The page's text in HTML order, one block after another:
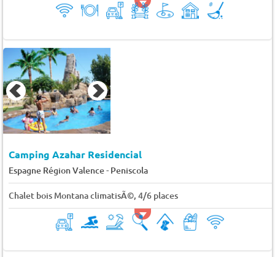
Camping Azahar Residencial
Espagne Région Valence- Peniscola
Chalet bois Montana climatisÃ©, 4/6 places